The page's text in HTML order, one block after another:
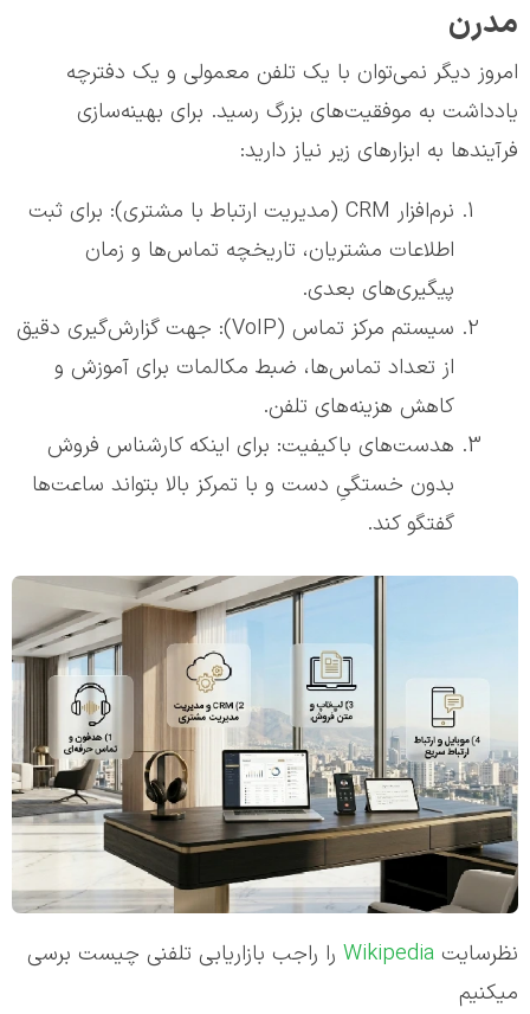
مدرن
امروز دیگر نمی‌توان با یک تلفن معمولی و یک دفترچه
یادداشت به موفقیت‌های بزرگ رسید. برای بهینه‌سازی
فرآیندها به ابزارهای زیر نیاز دارید:
نرم‌افزار CRM (مدیریت ارتباط با مشتری): برای ثبت
اطلاعات مشتریان، تاریخچه تماس‌ها و زمان
پیگیری‌های بعدی.
سیستم مرکز تماس (VoIP): جهت گزارش‌گیری دقیق
از تعداد تماس‌ها، ضبط مکالمات برای آموزش و
کاهش هزینه‌های تلفن.
هدست‌های باکیفیت: برای اینکه کارشناس فروش
بدون خستگیِ دست و با تمرکز بالا بتواند ساعت‌ها
گفتگو کند.
نظرسایت Wikipedia را راجب بازاریابی تلفنی چیست برسی
میکنیم